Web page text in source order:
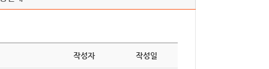
작성자 작성일